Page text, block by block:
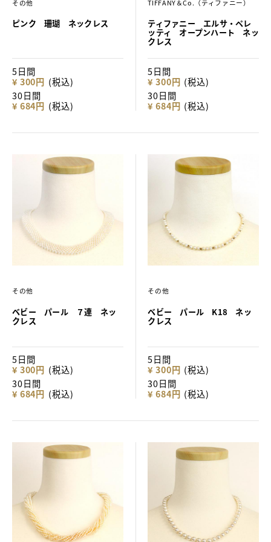
その他
ピンク 珊瑚 ネックレス
5日間
¥ 300円 (税込)
30日間
¥ 684円 (税込)
TIFFANY＆Co.（ティファニー）
ティファニー エルサ・ペレ
ッティ オープンハート ネッ
クレス
5日間
¥ 300円 (税込)
30日間
¥ 684円 (税込)
その他
ベビー パール ７連 ネッ
クレス
5日間
¥ 300円 (税込)
30日間
¥ 684円 (税込)
その他
ベビー パール K18 ネッ
クレス
5日間
¥ 300円 (税込)
30日間
¥ 684円 (税込)